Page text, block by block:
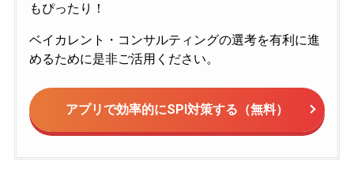
もぴったり！
ベイカレント・コンサルティングの選考を有利に進
めるために是非ご活用ください。
アプリで効率的にSPI対策する（無料）